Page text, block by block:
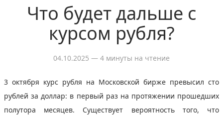
Что будет дальше с
курсом рубля?
04.10.2025 — 4 минуты на чтение
3 октября курс рубля на Московской бирже превысил сто
рублей за доллар: в первый раз на протяжении прошедших
полутора месяцев. Существует вероятность того, что